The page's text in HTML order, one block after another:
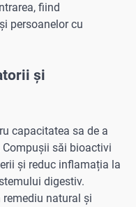
fiind
persoanelor cu
și
capacitatea sa de a
săi bioactivi
și reduc inflamația la
digestiv.
natural și